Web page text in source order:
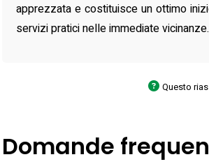
apprezzata e costituisce un ottimo
servizi pratici nelle immediate vicinanze.
Questo
Domande